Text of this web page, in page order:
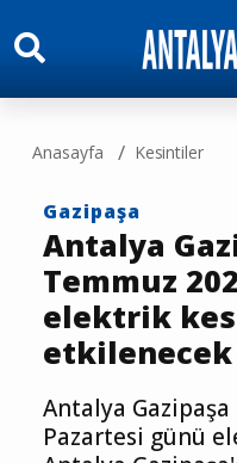
Anasayfa Kesintiler
Gazipaşa
Antalya
Temmuz
elektrik
Antalya
Pazartesi günü